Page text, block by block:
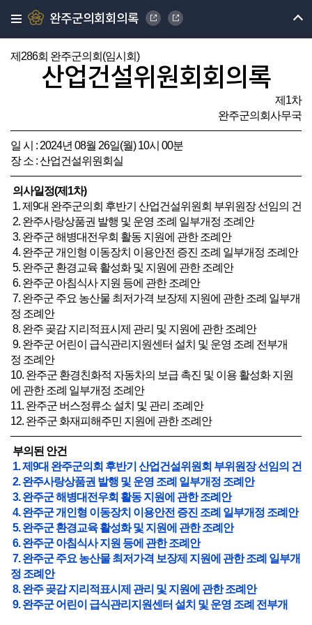
완주군의회회의록
제286회 완주군의회(임시회)
산업건설위원회회의록
제1차
완주군의회사무국
일 시 : 2024년 08월 26일(월) 10시 00분
장 소 : 산업건설위원회실
의사일정(제1차)
1. 제9대 완주군의회 후반기 산업건설위원회 부위원장 선임의 건
2. 완주사랑상품권 발행 및 운영 조례 일부개정 조례안
3. 완주군 해병대전우회 활동 지원에 관한 조례안
4. 완주군 개인형 이동장치 이용안전 증진 조례 일부개정 조례안
5. 완주군 환경교육 활성화 및 지원에 관한 조례안
6. 완주군 아침식사 지원 등에 관한 조례안
7. 완주군 주요 농산물 최저가격 보장제 지원에 관한 조례 일부개
정 조례안
8. 완주 곶감 지리적표시제 관리 및 지원에 관한 조례안
9. 완주군 어린이 급식관리지원센터 설치 및 운영 조례 전부개
정 조례안
10. 완주군 환경친화적 자동차의 보급 촉진 및 이용 활성화 지원
에 관한 조례 일부개정 조례안
11. 완주군 버스정류소 설치 및 관리 조례안
12. 완주군 화재피해주민 지원에 관한 조례안
부의된 안건
1. 제9대 완주군의회 후반기 산업건설위원회 부위원장 선임의 건
2. 완주사랑상품권 발행 및 운영 조례 일부개정 조례안
3. 완주군 해병대전우회 활동 지원에 관한 조례안
4. 완주군 개인형 이동장치 이용안전 증진 조례 일부개정 조례안
5. 완주군 환경교육 활성화 및 지원에 관한 조례안
6. 완주군 아침식사 지원 등에 관한 조례안
7. 완주군 주요 농산물 최저가격 보장제 지원에 관한 조례 일부개
정 조례안
8. 완주 곶감 지리적표시제 관리 및 지원에 관한 조례안
9. 완주군 어린이 급식관리지원센터 설치 및 운영 조례 전부개